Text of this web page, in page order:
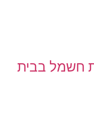
חשמל בבית